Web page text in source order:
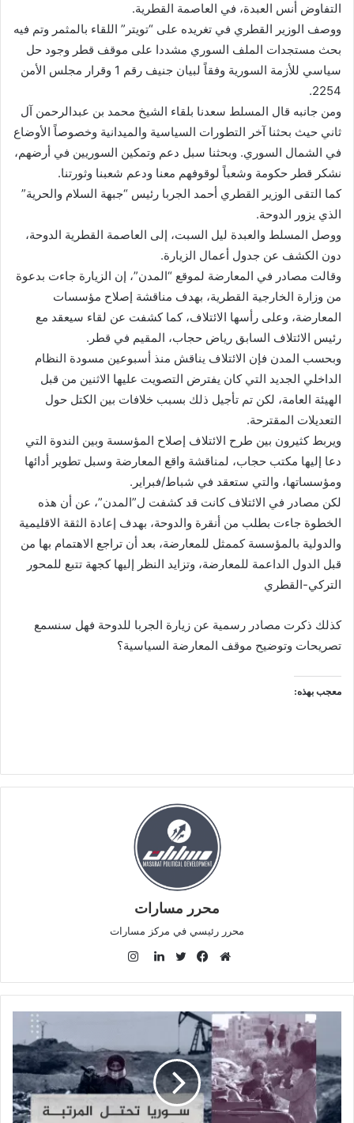
التفاوض أنس العبدة، في العاصمة القطرية.
ووصف الوزير القطري في تغريده على “تويتر” اللقاء بالمثمر وتم فيه
بحث مستجدات الملف السوري مشددا على موقف قطر وجود حل
سياسي للأزمة السورية وفقاً لبيان جنيف رقم 1 وقرار مجلس الأمن
2254.
ومن جانبه قال المسلط سعدنا بلقاء الشيخ محمد بن عبدالرحمن آل
ثاني حيث بحثنا آخر التطورات السياسية والميدانية وخصوصاً الأوضاع
في الشمال السوري. وبحثنا سبل دعم وتمكين السوريين في أرضهم،
نشكر قطر حكومة وشعباً لوقوفهم معنا ودعم شعبنا وثورتنا.
كما التقى الوزير القطري أحمد الجربا رئيس “جبهة السلام والحرية”
الذي يزور الدوحة.
ووصل المسلط والعبدة ليل السبت، إلى العاصمة القطرية الدوحة،
دون الكشف عن جدول أعمال الزيارة.
وقالت مصادر في المعارضة لموقع “المدن”، إن الزيارة جاءت بدعوة
من وزارة الخارجية القطرية، بهدف مناقشة إصلاح مؤسسات
المعارضة، وعلى رأسها الائتلاف، كما كشفت عن لقاء سيعقد مع
رئيس الائتلاف السابق رياض حجاب، المقيم في قطر.
وبحسب المدن فإن الائتلاف يناقش منذ أسبوعين مسودة النظام
الداخلي الجديد التي كان يفترض التصويت عليها الاثنين من قبل
الهيئة العامة، لكن تم تأجيل ذلك بسبب خلافات بين الكتل حول
التعديلات المقترحة.
ويربط كثيرون بين طرح الائتلاف إصلاح المؤسسة وبين الندوة التي
دعا إليها مكتب حجاب، لمناقشة واقع المعارضة وسبل تطوير أدائها
ومؤسساتها، والتي ستعقد في شباط/فبراير.
لكن مصادر في الائتلاف كانت قد كشفت ل”المدن”، عن أن هذه
الخطوة جاءت بطلب من أنقرة والدوحة، بهدف إعادة الثقة الاقليمية
والدولية بالمؤسسة كممثل للمعارضة، بعد أن تراجع الاهتمام بها من
قبل الدول الداعمة للمعارضة، وتزايد النظر إليها كجهة تتبع للمحور
التركي-القطري
كذلك ذكرت مصادر رسمية عن زيارة الجربا للدوحة فهل سنسمع
تصريحات وتوضيح موقف المعارضة السياسية؟
معجب بهذه:
محرر مسارات
محرر رئيسي في مركز مسارات
و
ق
ع
ا
ل
و
ي
ي
س
ب
و
ك
و
ي
ر
ي
ن
د
إ
ن
س
ت
ر
ا
م